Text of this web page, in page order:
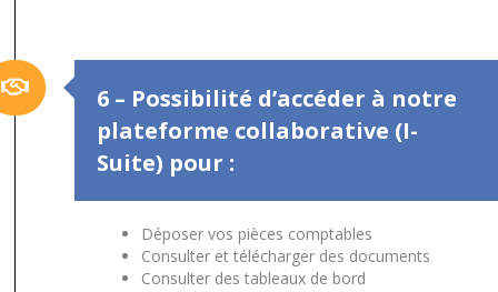
6 – Possibilité d’accéder à notre
plateforme collaborative (I-
Suite) pour :
Déposer vos pièces comptables
Consulter et télécharger des documents
Consulter des tableaux de bord